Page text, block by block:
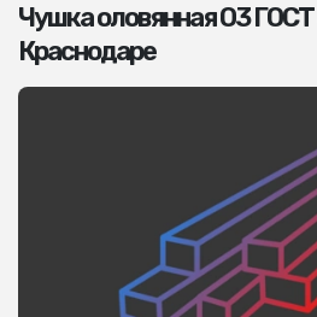
Чушка оловянная О3 ГОСТ
Краснодаре